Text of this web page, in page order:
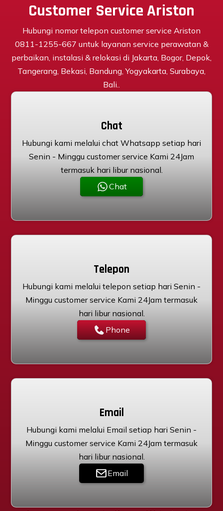
Customer Service Ariston
Hubungi nomor telepon customer service Ariston
0811-1255-667 untuk layanan service perawatan &
perbaikan, instalasi & relokasi di Jakarta, Bogor, Depok,
Tangerang, Bekasi, Bandung, Yogyakarta, Surabaya,
Bali..
Chat
Hubungi kami melalui chat Whatsapp setiap hari
Senin - Minggu customer service Kami 24Jam
termasuk hari libur nasional.
Chat
Telepon
Hubungi kami melalui telepon setiap hari Senin -
Minggu customer service Kami 24Jam termasuk
hari libur nasional.
Phone
Email
Hubungi kami melalui Email setiap hari Senin -
Minggu customer service Kami 24Jam termasuk
hari libur nasional.
Email